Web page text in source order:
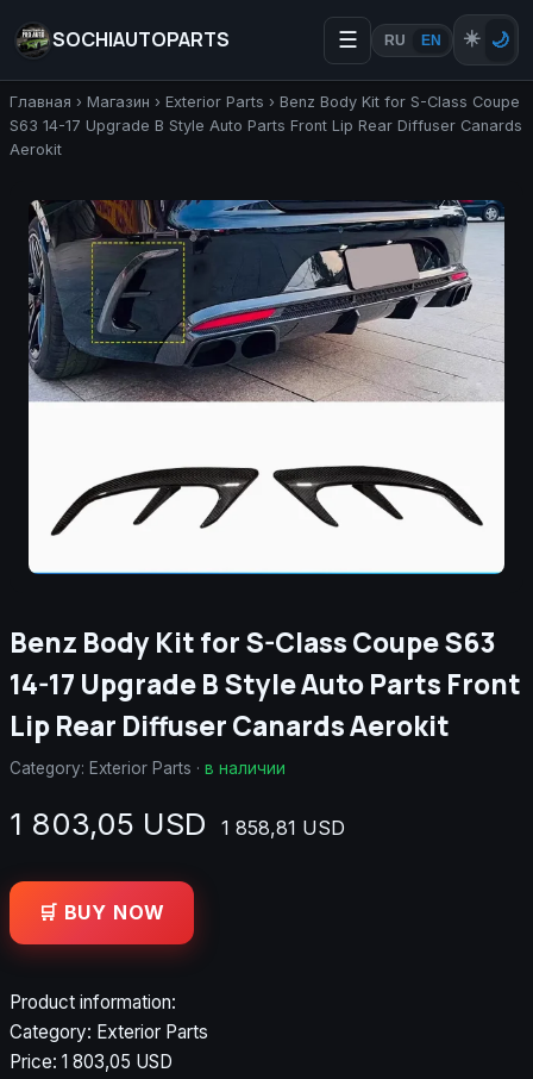
SOCHIAUTOPARTS ☰ RU EN ☀️ 🌙
Главная › Магазин › Exterior Parts › Benz Body Kit for S-Class Coupe
S63 14-17 Upgrade B Style Auto Parts Front Lip Rear Diffuser Canards
Aerokit
Benz Body Kit for S-Class Coupe S63
14-17 Upgrade B Style Auto Parts Front
Lip Rear Diffuser Canards Aerokit
Category: Exterior Parts · в наличии
1 803,05 USD 1 858,81 USD
🛒 BUY NOW
Product information:
Category: Exterior Parts
Price: 1 803,05 USD